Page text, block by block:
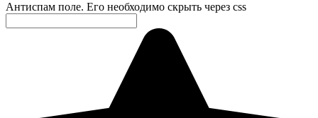
Антиспам поле. Его необходимо скрыть через css